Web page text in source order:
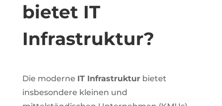
bietet IT
Infrastruktur?
Die moderne IT Infrastrukturbietet
insbesondere kleinen und